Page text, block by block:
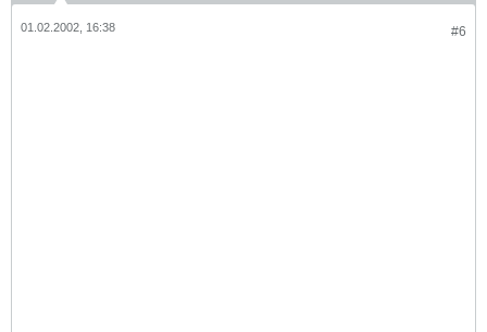
#6
01.02.2002, 16:38